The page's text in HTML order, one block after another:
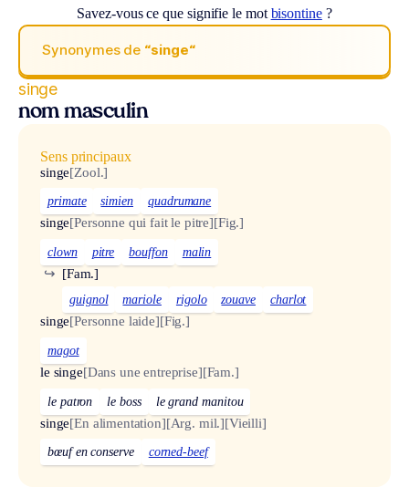
Savez-vous ce que signifie le mot bisontine?
Synonymes de “singe“
singe
nom masculin
Sens principaux
singe[Zool.]
primate simien quadrumane
singe[Personne qui fait le pitre][Fig.]
clown pitre bouffon malin
[Fam.]
↪
guignol mariole rigolo zouave charlot
singe[Personne laide][Fig.]
magot
le singe[Dans une entreprise][Fam.]
le patron le boss le grand manitou
singe[En alimentation][Arg. mil.][Vieilli]
bœuf en conserve corned-beef